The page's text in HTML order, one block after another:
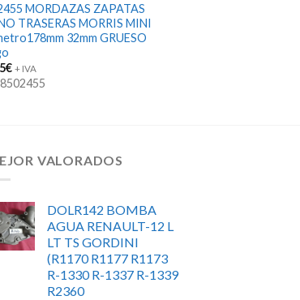
MORDAZAS ZAPATAS
TRASERAS MORRIS MINI
32mm GRUESO
€ + IVA
VALORADOS
DOLR142 BOMBA
AGUA RENAULT-12 L
LT TS GORDINI
(R1170 R1177 R1173
R-1330 R-1337 R-1339
R2360